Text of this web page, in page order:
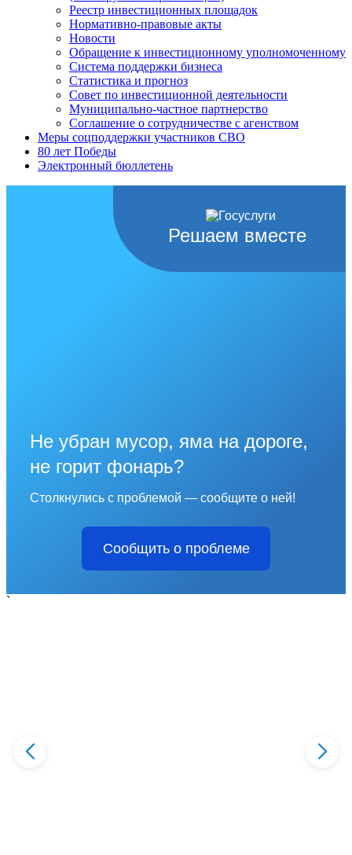
Реестр инвестиционных площадок
Нормативно-правовые акты
Новости
Обращение к инвестиционному уполномоченному
Система поддержки бизнеса
Статистика и прогноз
Совет по инвестиционной деятельности
Муниципально-частное партнерство
Соглашение о сотрудничестве с агенством
Меры соцподдержки участников СВО
80 лет Победы
Электронный бюллетень
Решаем вместе
Не убран мусор, яма на дороге,
не горит фонарь?
Столкнулись с проблемой — сообщите о ней!
Сообщить о проблеме
`